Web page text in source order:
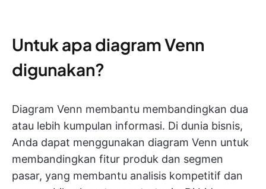
Untuk apa diagram Venn
digunakan?
Diagram Venn membantu membandingkan dua
atau lebih kumpulan informasi. Di dunia bisnis,
Anda dapat menggunakan diagram Venn untuk
membandingkan fitur produk dan segmen
pasar, yang membantu analisis kompetitif dan